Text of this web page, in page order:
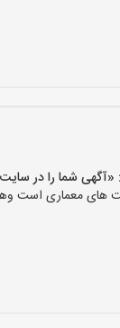
در سایت «هزار
های معماری است